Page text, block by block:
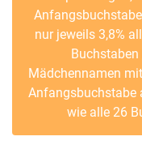
nur jeweils 3,8%
Mädchennamen
Anfangsbuchstabe
wie alle 26